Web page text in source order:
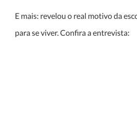
E mais: revelou o real motivo da
para se viver. Confira a entrevista: